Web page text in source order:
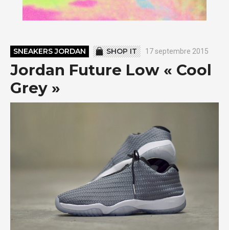
SNEAKERS JORDAN SHOP IT 17 septembre 2015
Jordan Future Low « Cool
Grey »